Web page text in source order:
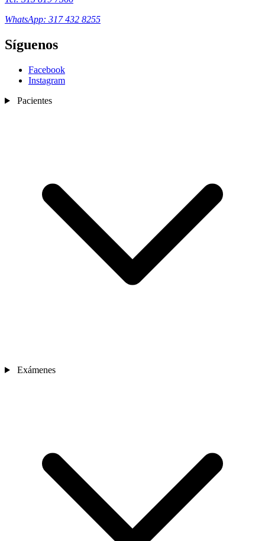
WhatsApp: 317 432 8255
Síguenos
Facebook
Instagram
Pacientes
Exámenes